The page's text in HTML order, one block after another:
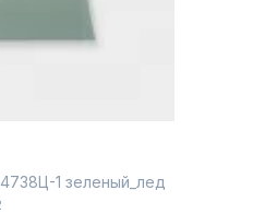
1 зеленый_лед